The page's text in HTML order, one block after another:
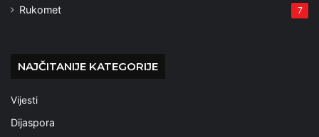
Rukomet 7
NAJČITANIJE KATEGORIJE
Vijesti
Dijaspora